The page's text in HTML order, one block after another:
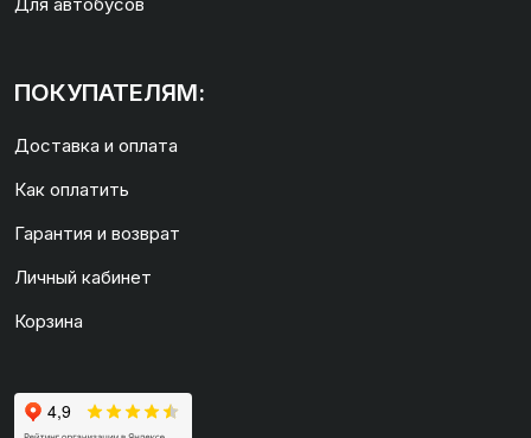
Для автобусов
ПОКУПАТЕЛЯМ:
Доставка и оплата
Как оплатить
Гарантия и возврат
Личный кабинет
Корзина